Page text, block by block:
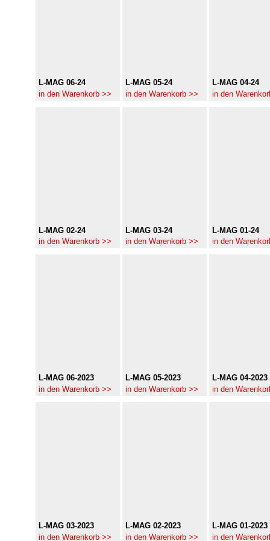
L-MAG 06-24
in den Warenkorb >>
L-MAG 05-24
in den Warenkorb >>
L-MAG 04-24
in den
L-MAG 02-24
in den Warenkorb >>
L-MAG 03-24
in den Warenkorb >>
L-MAG 01-24
in den
L-MAG 06-2023
in den Warenkorb >>
L-MAG 05-2023
in den Warenkorb >>
L-MAG 04-2023
in den
L-MAG 03-2023
in den Warenkorb >>
L-MAG 02-2023
in den Warenkorb >>
L-MAG 01-2023
in den